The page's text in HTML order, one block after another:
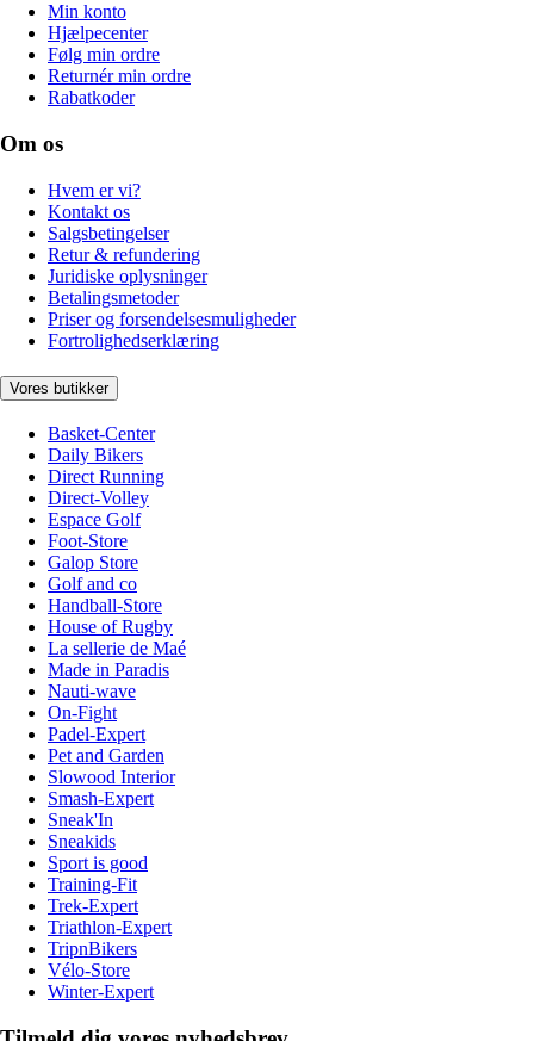
Min konto
Hjælpecenter
Følg min ordre
Returnér min ordre
Rabatkoder
Om os
Hvem er vi?
Kontakt os
Salgsbetingelser
Retur & refundering
Juridiske oplysninger
Betalingsmetoder
Priser og forsendelsesmuligheder
Fortrolighedserklæring
Vores butikker
Basket-Center
Daily Bikers
Direct Running
Direct-Volley
Espace Golf
Foot-Store
Galop Store
Golf and co
Handball-Store
House of Rugby
La sellerie de Maé
Made in Paradis
Nauti-wave
On-Fight
Padel-Expert
Pet and Garden
Slowood Interior
Smash-Expert
Sneak'In
Sneakids
Sport is good
Training-Fit
Trek-Expert
Triathlon-Expert
TripnBikers
Vélo-Store
Winter-Expert